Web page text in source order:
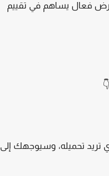
فرض فعال يساهم في تقييم
تحميله، وسيوجهك إلى